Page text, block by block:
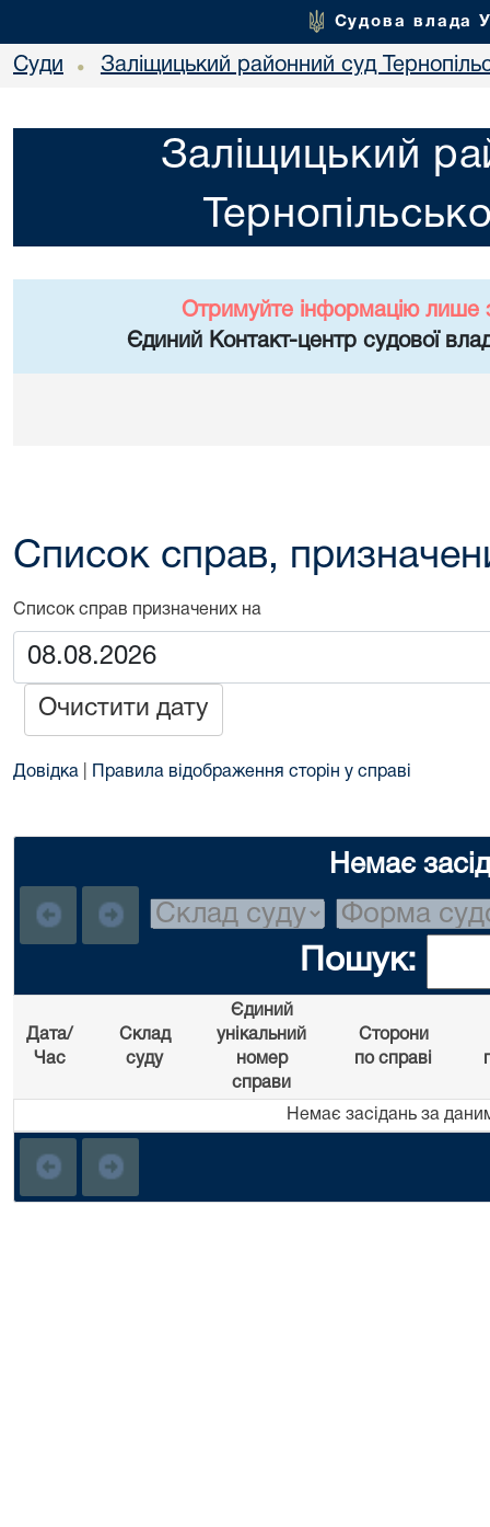
Судова влада
Суди • Заліщицький районний суд
Заліщицький
Отримуйте інформацію лише
Єдиний Контакт-центр судової
Список справ,
Список справ призначених на
Очистити дату
Довідка Правила відображення сторін у справі
Немає
Пошук:
Дата/
Час
Склад
суду
Єдиний
унікальний
номер
справи
Сторони
по справі
Немає засідань за